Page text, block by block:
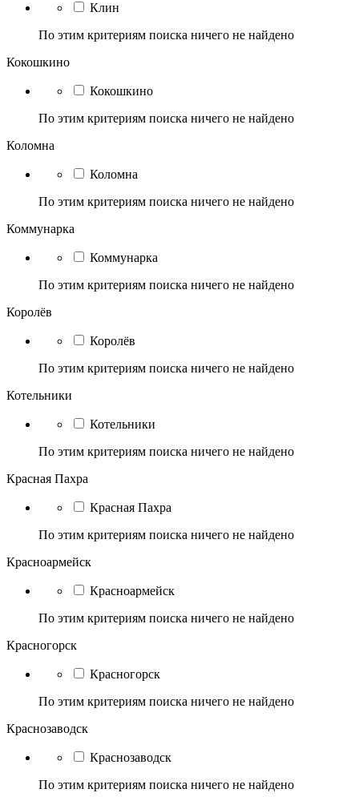
Клин
По этим критериям поиска ничего не найдено
Кокошкино
Кокошкино
По этим критериям поиска ничего не найдено
Коломна
Коломна
По этим критериям поиска ничего не найдено
Коммунарка
Коммунарка
По этим критериям поиска ничего не найдено
Королёв
Королёв
По этим критериям поиска ничего не найдено
Котельники
Котельники
По этим критериям поиска ничего не найдено
Красная Пахра
Красная Пахра
По этим критериям поиска ничего не найдено
Красноармейск
Красноармейск
По этим критериям поиска ничего не найдено
Красногорск
Красногорск
По этим критериям поиска ничего не найдено
Краснозаводск
Краснозаводск
По этим критериям поиска ничего не найдено